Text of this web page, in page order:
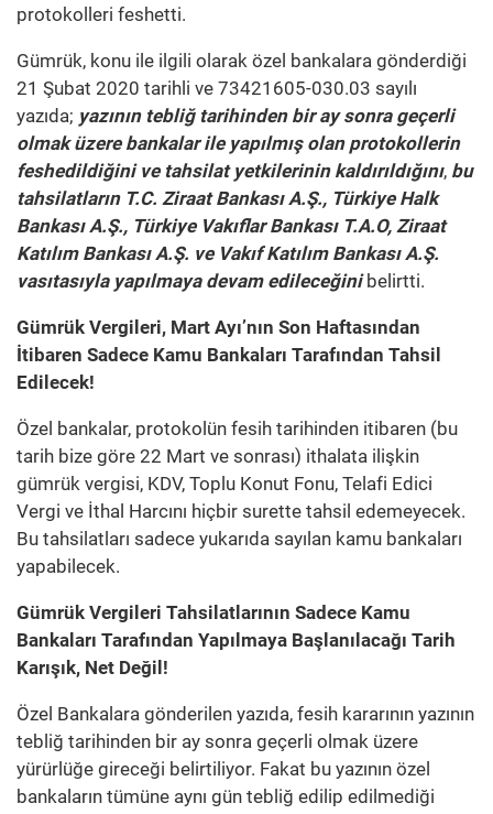
protokolleri feshetti.
Gümrük, konu ile ilgili olarak özel bankalara gönderdiği
21 Şubat 2020 tarihli ve 73421605-030.03 sayılı
yazıda; yazının tebliğ tarihinden bir ay sonra geçerli
olmak üzere bankalar ile yapılmış olan protokollerin
feshedildiğini ve tahsilat yetkilerinin kaldırıldığını, bu
tahsilatların T.C. Ziraat Bankası A.Ş., Türkiye Halk
Bankası A.Ş., Türkiye Vakıflar Bankası T.A.O, Ziraat
Katılım Bankası A.Ş. ve Vakıf Katılım Bankası A.Ş.
vasıtasıyla yapılmaya devam edileceğini belirtti.
Gümrük Vergileri, Mart Ayı’nın Son Haftasından
İtibaren Sadece Kamu Bankaları Tarafından Tahsil
Edilecek!
Özel bankalar, protokolün fesih tarihinden itibaren (bu
tarih bize göre 22 Mart ve sonrası) ithalata ilişkin
gümrük vergisi, KDV, Toplu Konut Fonu, Telafi Edici
Vergi ve İthal Harcını hiçbir surette tahsil edemeyecek.
Bu tahsilatları sadece yukarıda sayılan kamu bankaları
yapabilecek.
Gümrük Vergileri Tahsilatlarının Sadece Kamu
Bankaları Tarafından Yapılmaya Başlanılacağı Tarih
Karışık, Net Değil!
Özel Bankalara gönderilen yazıda, fesih kararının yazının
tebliğ tarihinden bir ay sonra geçerli olmak üzere
yürürlüğe gireceği belirtiliyor. Fakat bu yazının özel
bankaların tümüne aynı gün tebliğ edilip edilmediği